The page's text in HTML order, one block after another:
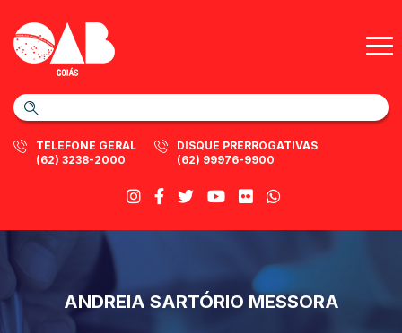
TELEFONE GERAL
(62) 3238-2000
DISQUE PRERROGATIVAS
(62) 99976-9900
ANDREIA SARTÓRIO MESSORA